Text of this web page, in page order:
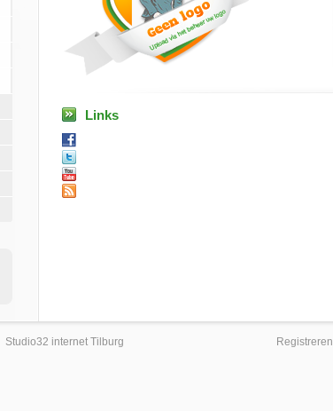
Links
Studio32 internet Tilburg Registreren